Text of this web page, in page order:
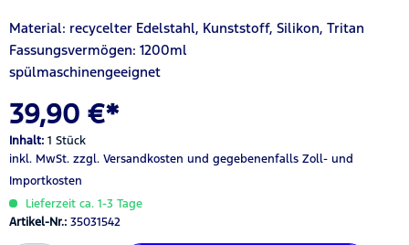
Material: recycelter Edelstahl, Kunststoff, Silikon, Tritan
Fassungsvermögen: 1200ml
spülmaschinengeeignet
39,90 €*
Inhalt: 1 Stück
inkl. MwSt. zzgl. Versandkosten und gegebenenfalls Zoll- und
Importkosten
Lieferzeit ca. 1-3 Tage
Artikel-Nr.: 35031542